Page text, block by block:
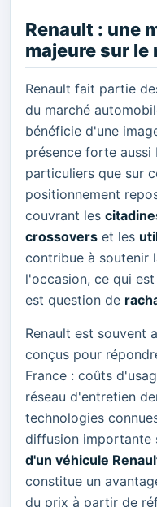
Renault : une
majeure sur le
Renault fait partie
du marché
bénéficie d'une
présence forte aussi
particuliers que sur
positionnement
couvrant les
crossovers et les
contribue à soutenir
l'occasion, ce qui
est question de
Renault est souvent
conçus pour
France : coûts
réseau d'entretien
technologies
diffusion importante
d'un véhicule
constitue un
du prix à partir de